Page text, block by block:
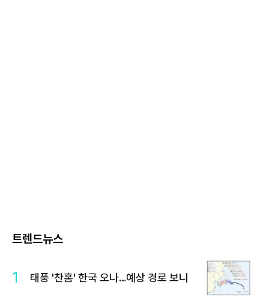
트렌드뉴스
1 태풍 '찬홈' 한국 오나…예상 경로 보니